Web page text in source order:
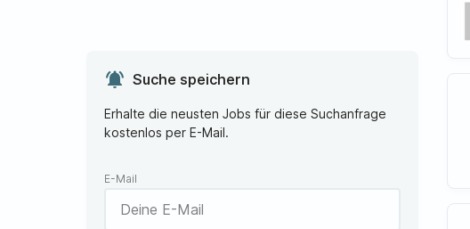
notifications_active Suche speichern
Erhalte die neusten Jobs für diese Suchanfrage
kostenlos per E-Mail.
E-Mail